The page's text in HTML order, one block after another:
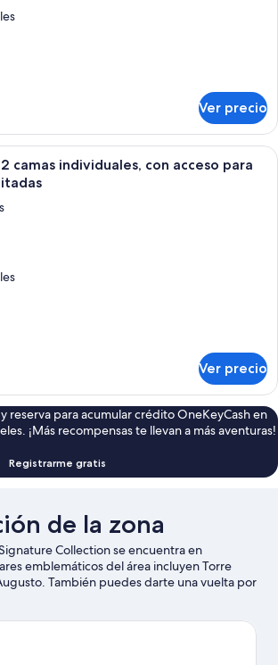
Ver precio
Ropa de cama de alta calidad,
camas individuales, con acceso para
Ver precio
reserva para acumular crédito OneKeyCash en
¡Más recompensas te llevan a más aventuras!
Registrarme gratis
de la zona
Collection se encuentra en
emblemáticos del área incluyen Torre
También puedes darte una vuelta por
Malatestiano.